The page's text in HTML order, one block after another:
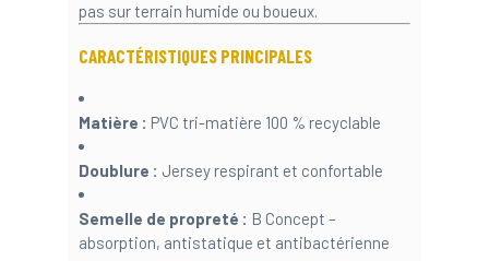
pas sur terrain humide ou boueux.
CARACTÉRISTIQUES PRINCIPALES
Matière : PVC tri-matière 100 % recyclable
Doublure : Jersey respirant et confortable
Semelle de propreté : B Concept –
absorption, antistatique et antibactérienne